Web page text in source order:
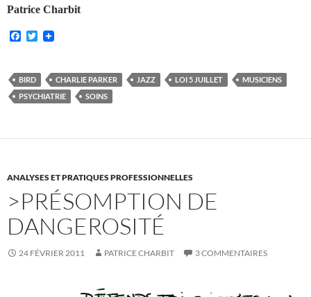
Patrice Charbit
F
b
o
o
T
e
r
BIRD CHARLIE PARKER JAZZ LOI 5 JUILLET
MUSICIENS
PSYCHIATRIE
SOINS
ANALYSES ET PRATIQUES PROFESSIONNELLES
>PRÉSOMPTION DE
DANGEROSITÉ
24 FÉVRIER 2011 PATRICE CHARBIT 3 COMMENTAIRES